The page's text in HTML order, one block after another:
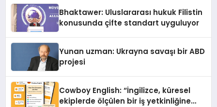
Bhaktawer: Uluslararası hukuk Filistin
konusunda çifte standart uyguluyor
Yunan uzman: Ukrayna savaşı bir ABD
projesi
Cowboy English: “İngilizce, küresel
ekiplerde ölçülen bir iş yetkinliğine